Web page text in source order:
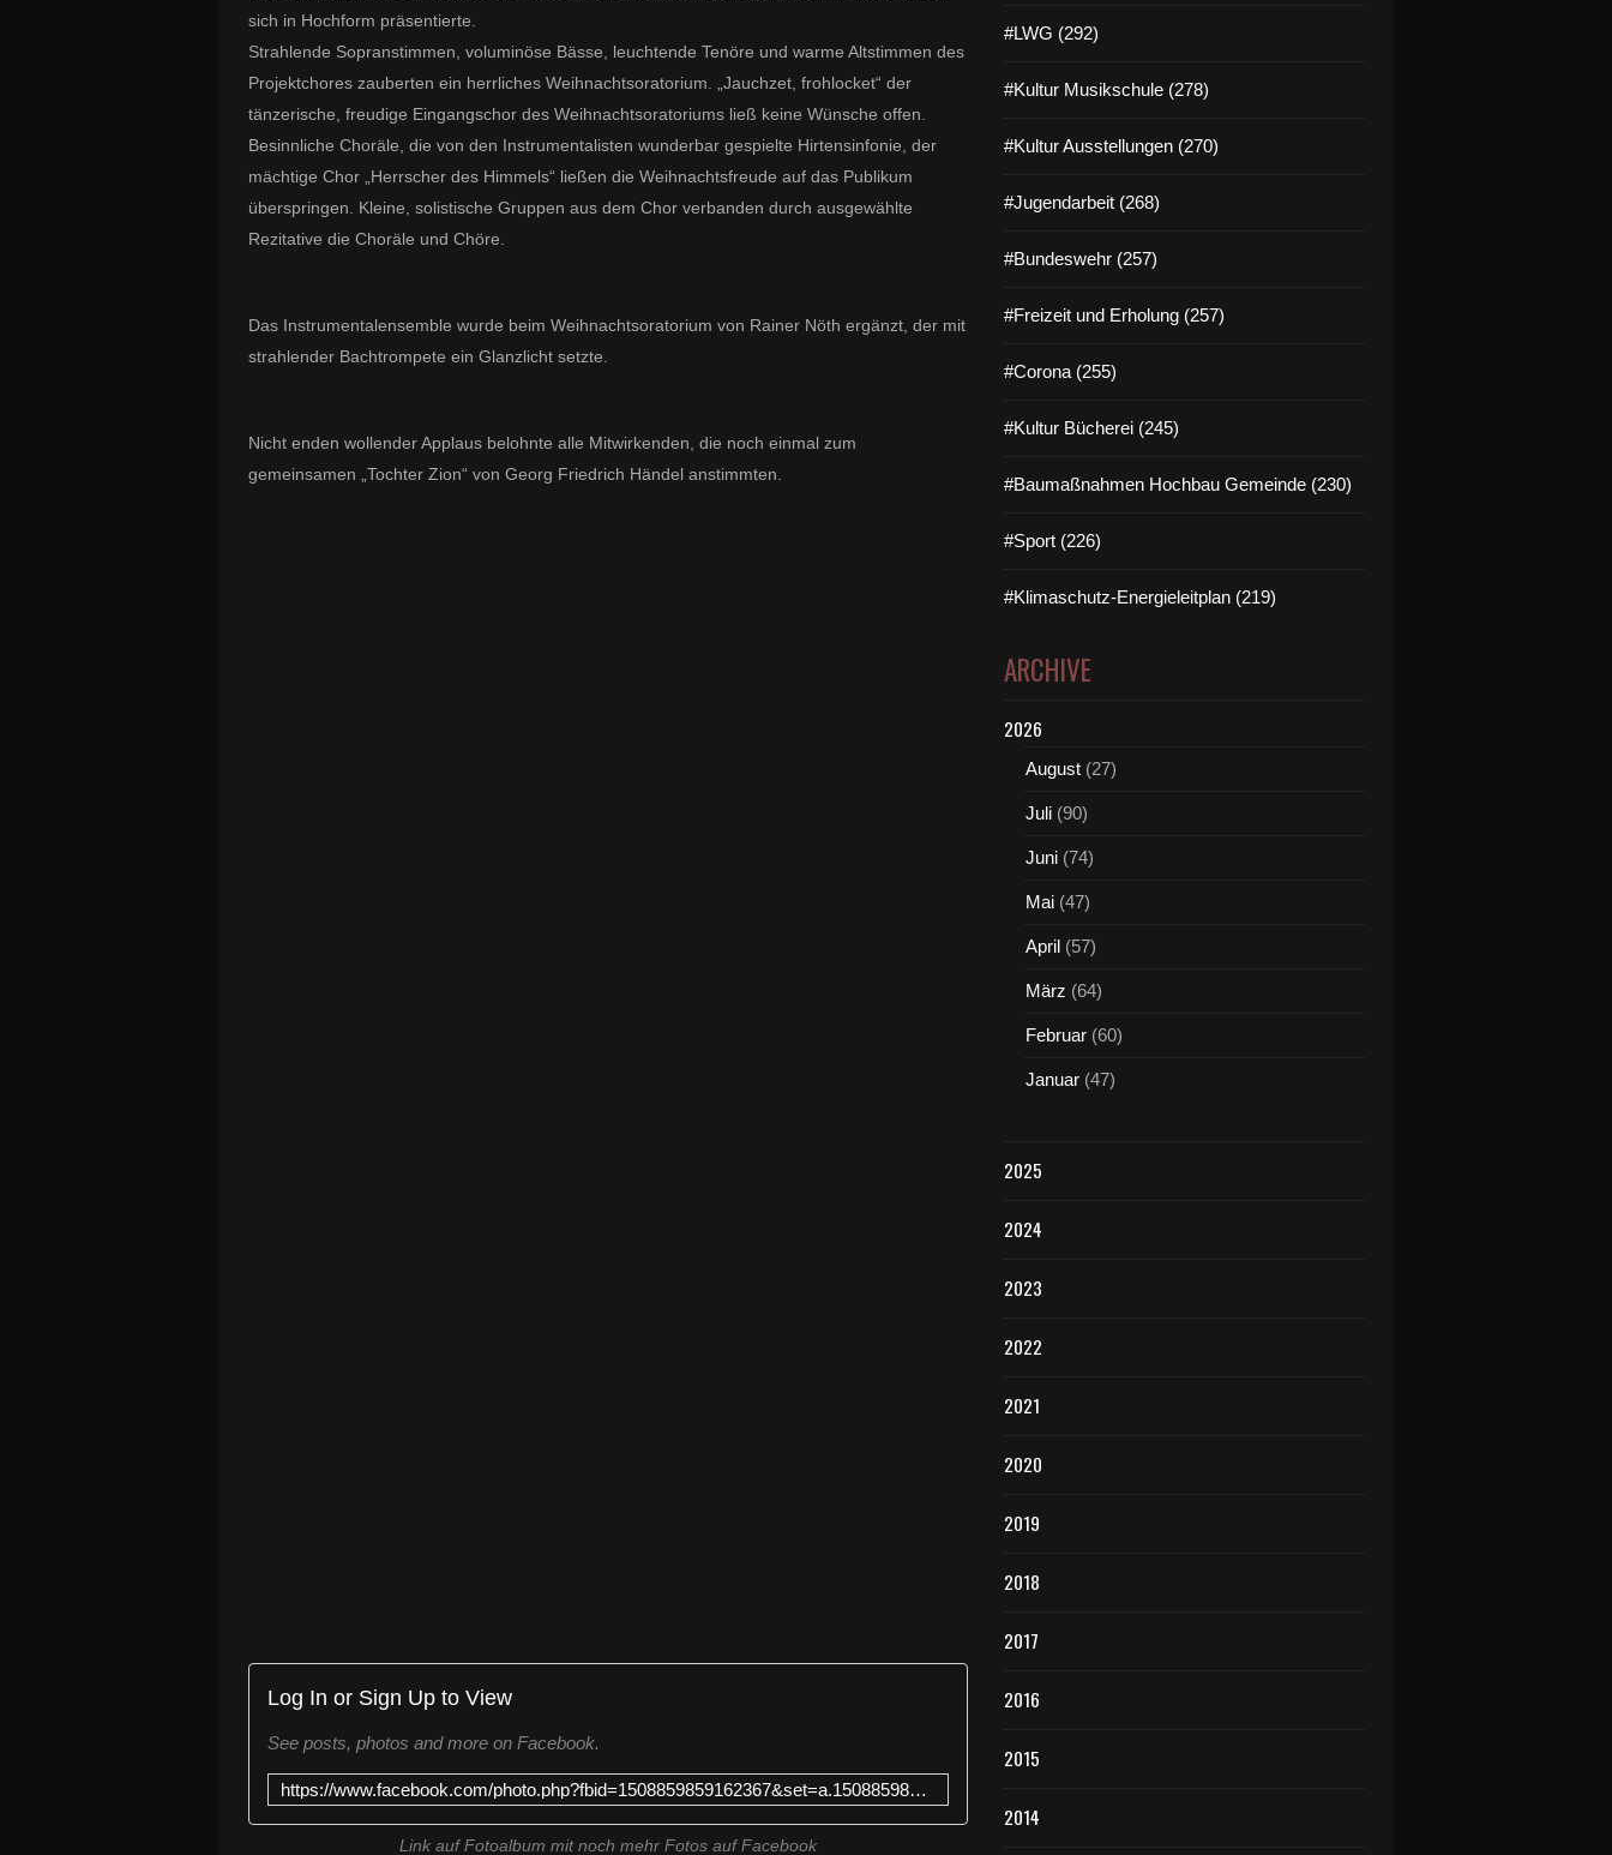
sich in Hochform präsentierte.
Strahlende Sopranstimmen, voluminöse Bässe, leuchtende Tenöre und warme Altstimmen des
Projektchores zauberten ein herrliches Weihnachtsoratorium. „Jauchzet, frohlocket“ der
tänzerische, freudige Eingangschor des Weihnachtsoratoriums ließ keine Wünsche offen.
Besinnliche Choräle, die von den Instrumentalisten wunderbar gespielte Hirtensinfonie, der
mächtige Chor „Herrscher des Himmels“ ließen die Weihnachtsfreude auf das Publikum
überspringen. Kleine, solistische Gruppen aus dem Chor verbanden durch ausgewählte
Rezitative die Choräle und Chöre.
Das Instrumentalensemble wurde beim Weihnachtsoratorium von Rainer Nöth ergänzt, der mit
strahlender Bachtrompete ein Glanzlicht setzte.
Nicht enden wollender Applaus belohnte alle Mitwirkenden, die noch einmal zum
gemeinsamen „Tochter Zion“ von Georg Friedrich Händel anstimmten.
Log In or Sign Up to View
See posts, photos and more on Facebook.
https://www.facebook.com/photo.php?fbid=1508859859162367&set=a.1508859819162371.1073742164.100001151037013&type=3&theater
Link auf Fotoalbum mit noch mehr Fotos auf Facebook
#LWG (292)
#Kultur Musikschule (278)
#Kultur Ausstellungen (270)
#Jugendarbeit (268)
#Bundeswehr (257)
#Freizeit und Erholung (257)
#Corona (255)
#Kultur Bücherei (245)
#Baumaßnahmen Hochbau Gemeinde (230)
#Sport (226)
#Klimaschutz-Energieleitplan (219)
ARCHIVE
2026
August (27)
Juli (90)
Juni (74)
Mai (47)
April (57)
März (64)
Februar (60)
Januar (47)
2025
2024
2023
2022
2021
2020
2019
2018
2017
2016
2015
2014